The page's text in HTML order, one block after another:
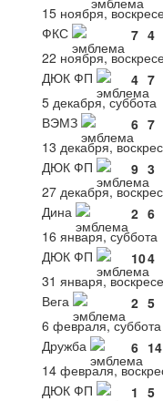
15 ноября,
ФКС
7 4
22 ноября,
ДЮК ФП
4 7
5 декабря, суббота
ВЭМЗ
6 7
13 декабря,
ДЮК ФП
9 3
27 декабря,
Дина
2 6
16 января, суббота
ДЮК ФП
104
31 января,
Вега
2 5
6 февраля, суббота
Дружба
6 14
14 февраля,
ДЮК ФП
1 5